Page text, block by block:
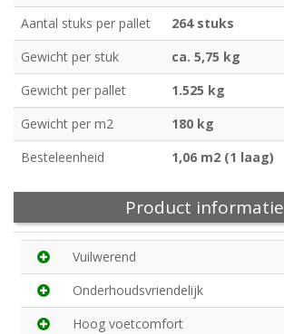
Aantal stuks per pallet
264 stuks
Gewicht per stuk
ca. 5,75 kg
Gewicht per pallet
1.525 kg
Gewicht per m2
180 kg
Besteleenheid
1,06 m2 (1 laag)
Product informatie
Vuilwerend
Onderhoudsvriendelijk
Hoog voetcomfort